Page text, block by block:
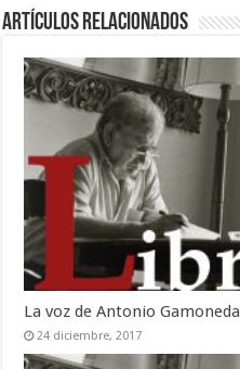
Artículos relacionados
La voz de Antonio Gamoneda
24 diciembre, 2017